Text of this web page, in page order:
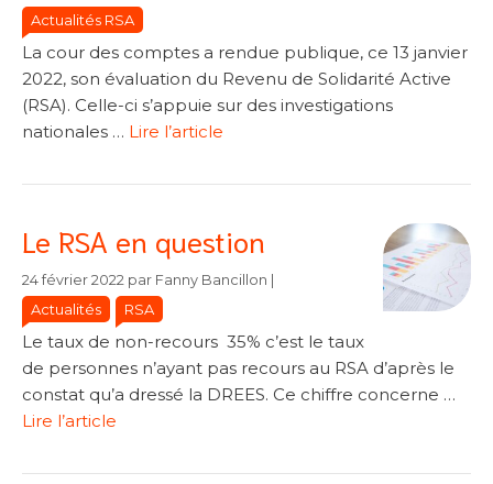
Actualités RSA
La cour des comptes a rendue publique, ce 13 janvier
2022, son évaluation du Revenu de Solidarité Active
(RSA). Celle-ci s’appuie sur des investigations
nationales … Lire l’article
Le RSA en question
24 février 2022 par Fanny Bancillon
Actualités RSA
Le taux de non-recours 35% c’est le taux
de personnes n’ayant pas recours au RSA d’après le
constat qu’a dressé la DREES. Ce chiffre concerne …
Lire l’article